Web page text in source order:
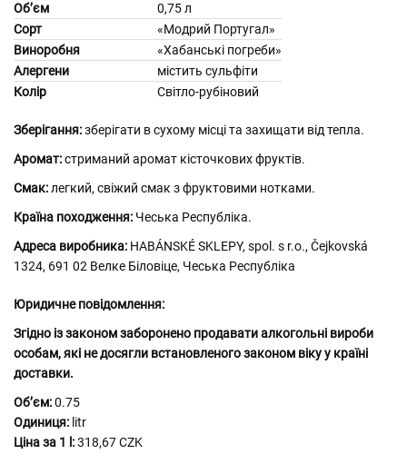
Об’єм
0,75 л
Сорт
«Модрий Португал»
Виноробня
«Хабанські погреби»
Алергени
містить сульфіти
Колір
Світло-рубіновий
Зберігання:зберігати в сухому місці та захищати від тепла.
Аромат:стриманий аромат кісточкових фруктів.
Смак:легкий, свіжий смак з фруктовими нотками.
Країна походження: Чеська Республіка.
Адреса виробника: HABÁNSKÉ SKLEPY, spol. s r.o., Čejkovská
1324, 691 02 Велке Біловіце, Чеська Республіка
Юридичне повідомлення:
Згідно із законом заборонено продавати алкогольні вироби
особам, які не досягли встановленого законом віку у країні
доставки.
Обʼєм:0.75
Одиниця: litr
Ціна за 1 l:318,67 CZK